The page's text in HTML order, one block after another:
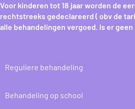
Voor kinderen tot 18 jaar worden de
rechtstreeks gedeclareerd ( obv de
alle behandelingen vergoed. Is er
Reguliere behandeling
Behandeling op school